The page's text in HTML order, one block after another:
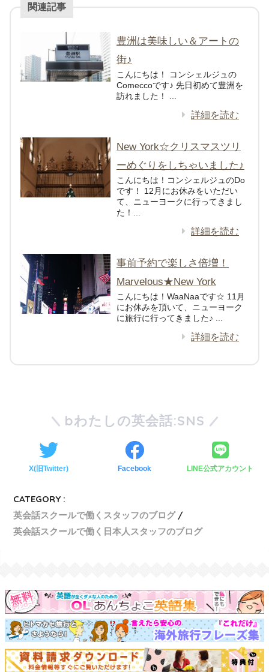
関連記事
豊洲は美味しい＆アートの
街♪
こんにちは！ コンシェルジュの
Comeccoです♪ 先日初めて豊洲を
訪れました！ ...
詳細を読む
New York☆クリスマスツリ
ーめぐりをしちゃいました♪
こんにちは！コンシェルジュのDo
です！ 12月にお休みをいただい
て、ニューヨークに行ってきまし
た！...
詳細を読む
事前予約で楽しさ倍増！
Marvelous★New York
こんにちは！WaaNaaです☆ 11月
にお休みを頂いて、ニューヨーク
に旅行に行ってきました♪ ...
詳細を読む
bわたしの英会話:SNS
X(旧Twitter) Facebook LINE公式アカウント
CATEGORY :
英会話スクールで働くスタッフのブログ
英会話スクールで働く日本人スタッフのブログ